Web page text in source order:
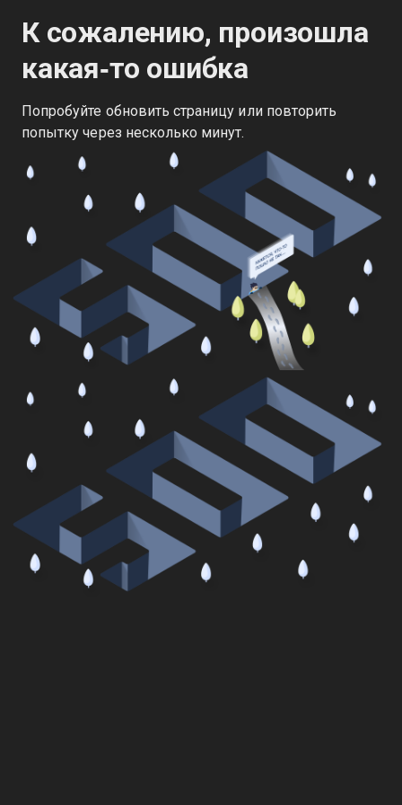
К сожалению, произошла
какая‑то ошибка
Попробуйте обновить страницу или повторить
попытку через несколько минут.